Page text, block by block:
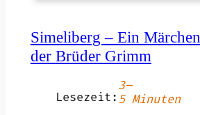
Simeliberg – Ein Märchen
der Brüder Grimm
Lesezeit:
3–
5 Minuten